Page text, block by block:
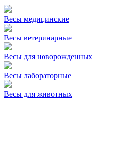
Весы медицинские
Весы ветеринарные
Весы для новорожденных
Весы лабораторные
Весы для животных